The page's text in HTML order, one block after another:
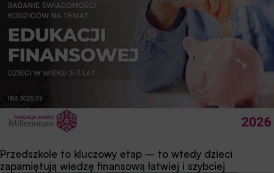
Przedszkole to kluczowy etap – to wtedy dzieci
zapamiętują wiedzę finansową łatwiej i szybciej